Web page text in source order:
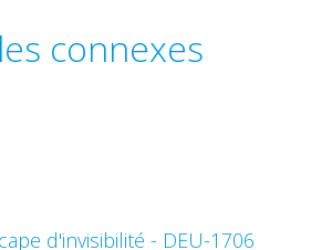
connexes
d'invisibilité - DEU-1706